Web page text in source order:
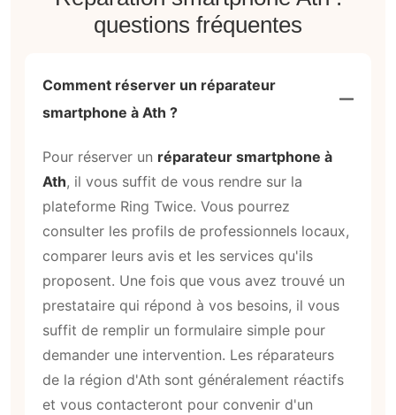
questions fréquentes
Comment réserver un réparateur
smartphone à Ath ?
Pour réserver un réparateur smartphone à
Ath, il vous suffit de vous rendre sur la
plateforme Ring Twice. Vous pourrez
consulter les profils de professionnels locaux,
comparer leurs avis et les services qu'ils
proposent. Une fois que vous avez trouvé un
prestataire qui répond à vos besoins, il vous
suffit de remplir un formulaire simple pour
demander une intervention. Les réparateurs
de la région d'Ath sont généralement réactifs
et vous contacteront pour convenir d'un